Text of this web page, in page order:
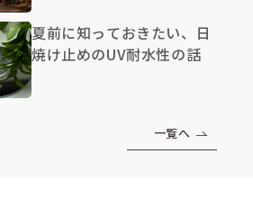
夏前に知っておきたい、日
焼け止めのUV耐水性の話
一覧へ